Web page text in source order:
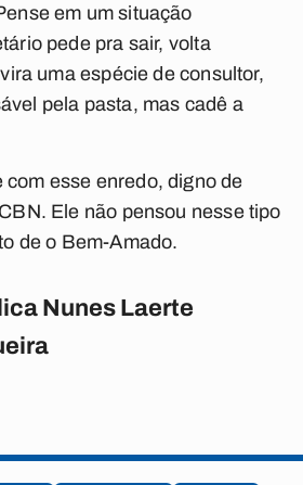
em um situação
pede pra sair, volta
uma espécie de consultor,
pela pasta, mas cadê a
com esse enredo, digno de
Ele não pensou nesse tipo
de o Bem-Amado.
Nunes Laerte